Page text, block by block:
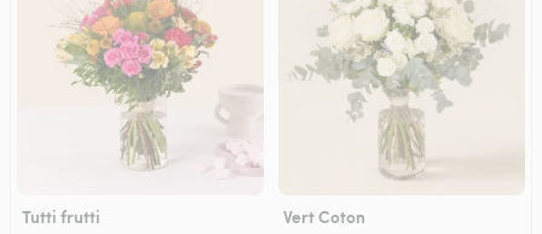
Tutti frutti Vert Coton